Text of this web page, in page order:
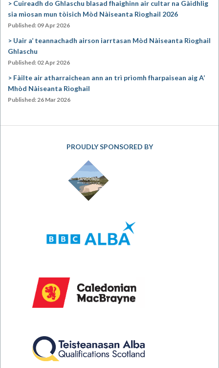
Cuireadh do Ghlaschu blasad fhaighinn air cultar na Gàidhlig
sia mìosan mun tòisich Mòd Nàiseanta Rìoghail 2026
Published: 09 Apr 2026
Uair a’ teannachadh airson iarrtasan Mòd Nàiseanta Rìoghail
Ghlaschu
Published: 02 Apr 2026
Fàilte air atharraichean ann an trì prìomh fharpaisean aig A’
Mhòd Nàiseanta Rìoghail
Published: 26 Mar 2026
PROUDLY SPONSORED BY